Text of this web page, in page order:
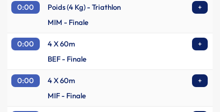
0:00 Poids (4 Kg) - Triathlon
+
MIM - Finale
0:00 4 X 60m
+
BEF - Finale
0:00 4 X 60m
+
MIF - Finale